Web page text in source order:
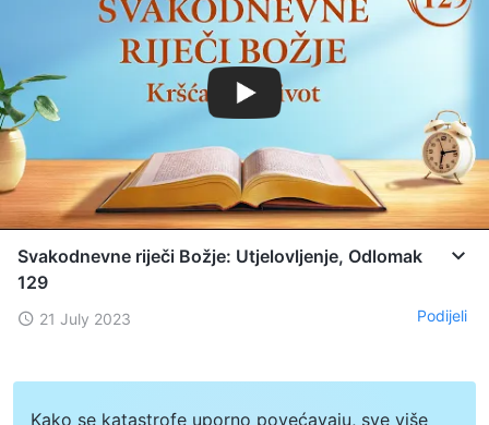
Svakodnevne riječi Božje: Utjelovljenje, Odlomak
129
21 July 2023 Podijeli
Kako se katastrofe uporno povećavaju, sve više